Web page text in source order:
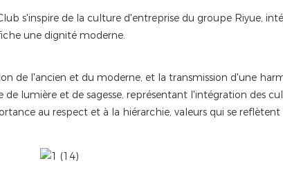
s'inspire de la culture d'entreprise du groupe Riyue,
une dignité moderne.
de l'ancien et du moderne, et la transmission d'une
lumière et de sagesse, représentant l'intégration des
au respect et à la hiérarchie, valeurs qui se